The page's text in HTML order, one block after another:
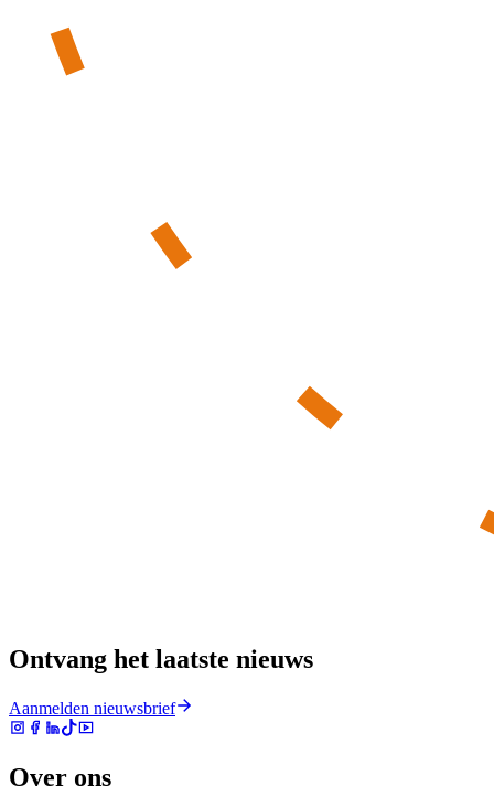
Ontvang het laatste nieuws
Aanmelden nieuwsbrief
Over ons